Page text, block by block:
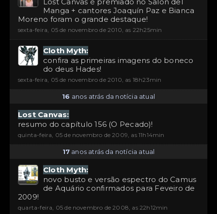
Manga + cantores Joaquín Paz e Bianca
Moreno foram o grande destaque!
sexta-feira, 05 de novembro de 2010, as 22h25min
Cloth Myth:
confira as primeiras imagens do boneco
do deus Hades!
sexta-feira, 05 de novembro de 2010, as 18h23min
16 anos atrás da notícia atual
Lost Canvas:
resumo do capítulo 156 (O Pecado)!
quinta-feira, 05 de novembro de 2009, as 11h14min
17anos atrás da notícia atual
Cloth Myth:
novo busto e versão espectro do Camus
de Aquário confirmados para Feveiro de
2009!
quarta-feira, 05 de novembro de 2008, as 22h12min